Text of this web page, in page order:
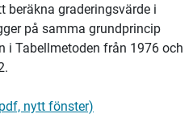
beräkna graderingsvärde i
på samma grundprincip
i Tabellmetoden från 1976 och
nytt fönster)